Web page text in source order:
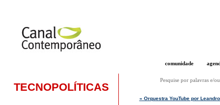
comunidade
TECNOPOLÍTICAS
Pesquise por palavras e/
« Orquestra YouTube por